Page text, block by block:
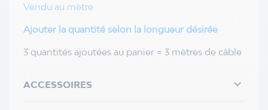
Vendu au mètre
Ajouter la quantité selon la longueur désirée
3 quantités ajoutées au panier = 3 mètres de câble
ACCESSOIRES 